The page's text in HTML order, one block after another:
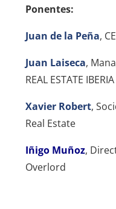
Ponentes:
Juan de la Peña,
Juan Laiseca,
REAL ESTATE IBERIA
Xavier Robert,
Real Estate
Iñigo Muñoz,
Overlord